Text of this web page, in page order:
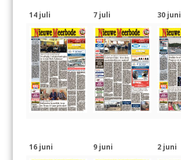
14 juli 7 juli 30 juni
16 juni 9 juni 2 juni